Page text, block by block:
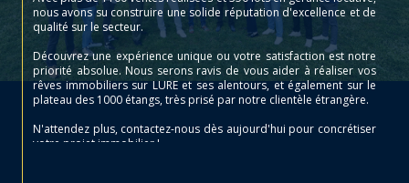
nous avons su construire une solide réputation d'excellence et de
qualité sur le secteur.
Découvrez une expérience unique ou votre satisfaction est notre
priorité absolue. Nous serons ravis de vous aider à réaliser vos
rêves immobiliers sur LURE et ses alentours, et également sur le
plateau des 1000 étangs, très prisé par notre clientèle étrangère.
N'attendez plus, contactez-nous dès aujourd'hui pour concrétiser
votre projet immobilier !